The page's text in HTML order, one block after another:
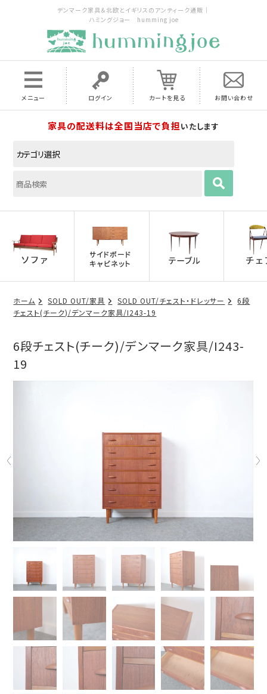
デンマーク家具＆北欧とイギリスのアンティーク通販｜
ハミングジョー humming joe
メニュー ログイン カートを見る お問い合わせ
家具の配送料は全国当店で負担いたします
ホーム SOLD OUT/家具 SOLD OUT/チェスト・ドレッサー
6段
チェスト(チーク)/デンマーク家具/I243-19
6段チェスト(チーク)/デンマーク家具/I243-
19